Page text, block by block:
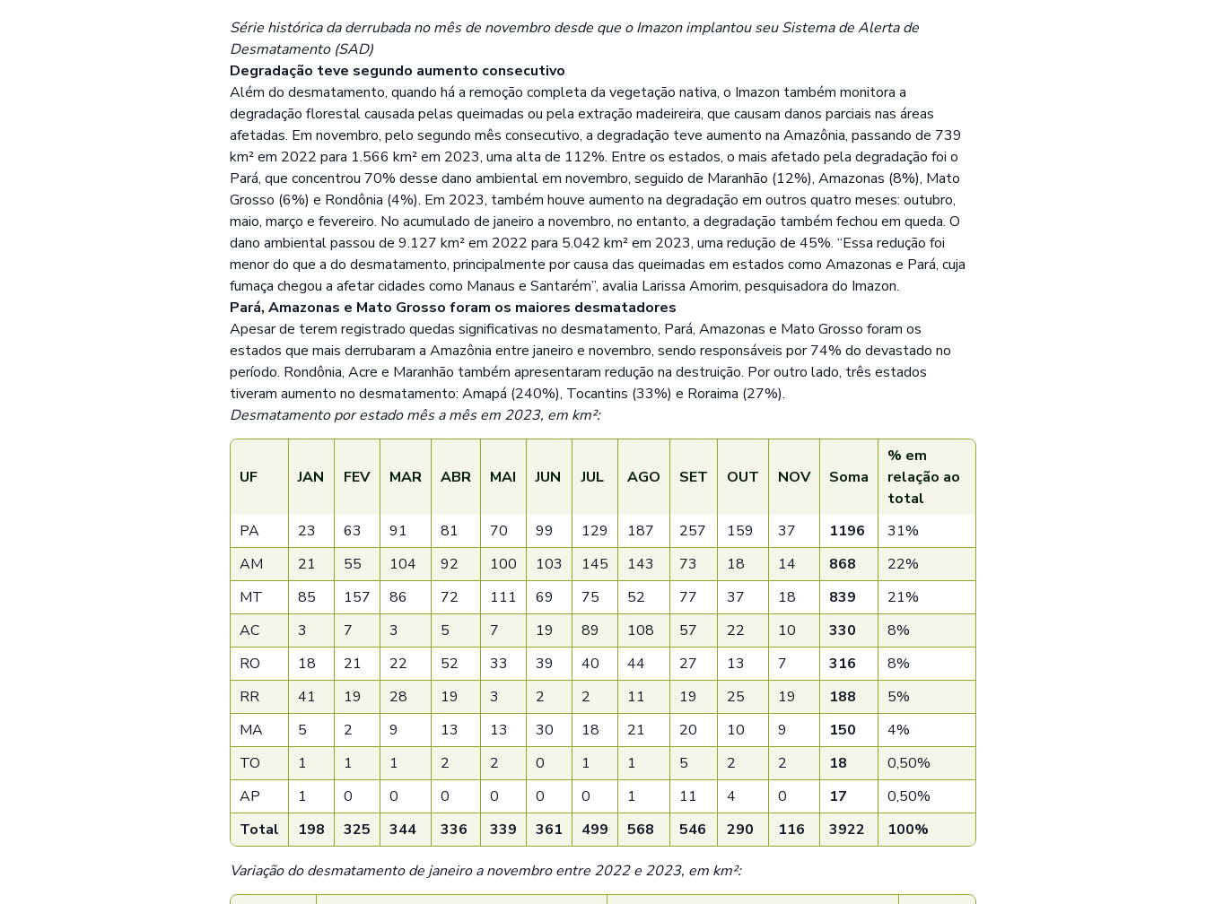
Série histórica da derrubada no mês de novembro desde que o Imazon implantou seu Sistema de Alerta de
Desmatamento (SAD)
Degradação teve segundo aumento consecutivo
Além do desmatamento, quando há a remoção completa da vegetação nativa, o Imazon também monitora a
degradação florestal causada pelas queimadas ou pela extração madeireira, que causam danos parciais nas áreas
afetadas. Em novembro, pelo segundo mês consecutivo, a degradação teve aumento na Amazônia, passando de 739
km² em 2022 para 1.566 km² em 2023, uma alta de 112%. Entre os estados, o mais afetado pela degradação foi o
Pará, que concentrou 70% desse dano ambiental em novembro, seguido de Maranhão (12%), Amazonas (8%), Mato
Grosso (6%) e Rondônia (4%). Em 2023, também houve aumento na degradação em outros quatro meses: outubro,
maio, março e fevereiro. No acumulado de janeiro a novembro, no entanto, a degradação também fechou em queda. O
dano ambiental passou de 9.127 km² em 2022 para 5.042 km² em 2023, uma redução de 45%. “Essa redução foi
menor do que a do desmatamento, principalmente por causa das queimadas em estados como Amazonas e Pará, cuja
fumaça chegou a afetar cidades como Manaus e Santarém”, avalia Larissa Amorim, pesquisadora do Imazon.
Pará, Amazonas e Mato Grosso foram os maiores desmatadores
Apesar de terem registrado quedas significativas no desmatamento, Pará, Amazonas e Mato Grosso foram os
estados que mais derrubaram a Amazônia entre janeiro e novembro, sendo responsáveis por 74% do devastado no
período. Rondônia, Acre e Maranhão também apresentaram redução na destruição. Por outro lado, três estados
tiveram aumento no desmatamento: Amapá (240%), Tocantins (33%) e Roraima (27%).
Desmatamento por estado mês a mês em 2023, em km²:
UF JAN FEV MAR ABR MAI JUN JUL AGO SET OUT NOV Soma
% em
relação ao
total
PA
23 63 91 81 70 99 129 187 257 159 37 1196
31%
AM
21 55 104 92 100 103 145 143 73 18 14 868
22%
MT
85 157 86 72 111 69 75 52 77 37 18 839
21%
AC
3 7 3 5 7 19 89 108 57 22 10 330
8%
RO
18 21 22 52 33 39 40 44 27 13 7 316
8%
RR
41 19 28 19 3 2 2 11 19 25 19 188
5%
MA
5 2 9 13 13 30 18 21 20 10 9 150
4%
TO
1 1 1 2 2 0 1 1 5 2 2 18
0,50%
AP
1 0 0 0 0 0 0 1 11 4 0 17
0,50%
Total
198 325 344 336 339 361 499 568 546 290 116 3922 100%
Variação do desmatamento de janeiro a novembro entre 2022 e 2023, em km²: